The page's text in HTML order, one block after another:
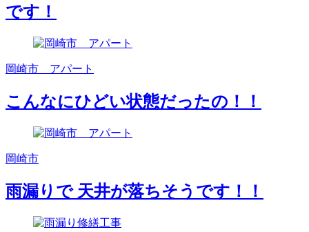
です！
岡崎市 アパート
こんなにひどい状態だったの！！
岡崎市
雨漏りで 天井が落ちそうです！！